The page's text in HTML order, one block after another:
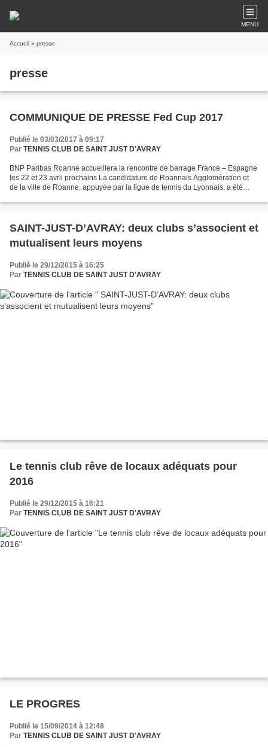
MENU
Accueil » presse
presse
COMMUNIQUE DE PRESSE Fed Cup 2017
Publié le 03/03/2017 à 09:17
Par TENNIS CLUB DE SAINT JUST D'AVRAY
BNP Paribas Roanne accueillera la rencontre de barrage France – Espagne
les 22 et 23 avril prochains La candidature de Roannais Agglomération et
de la ville de Roanne, appuyée par la ligue de tennis du Lyonnais, a été
SAINT-JUST-D’AVRAY: deux clubs s’associent et
mutualisent leurs moyens
Publié le 29/12/2015 à 16:25
Par TENNIS CLUB DE SAINT JUST D'AVRAY
Le tennis club rêve de locaux adéquats pour
2016
Publié le 29/12/2015 à 16:21
Par TENNIS CLUB DE SAINT JUST D'AVRAY
LE PROGRES
Publié le 15/09/2014 à 12:48
Par TENNIS CLUB DE SAINT JUST D'AVRAY